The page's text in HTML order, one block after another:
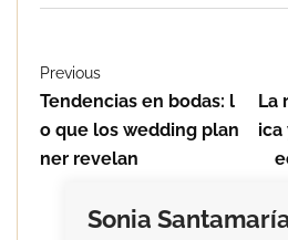
Previous
Tendencias en bodas: l
o que los wedding plan
ner revelan
La
ica
Sonia